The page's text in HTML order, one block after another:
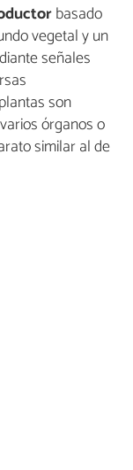
basado
vegetal y un
señales
son
órganos o
similar al de